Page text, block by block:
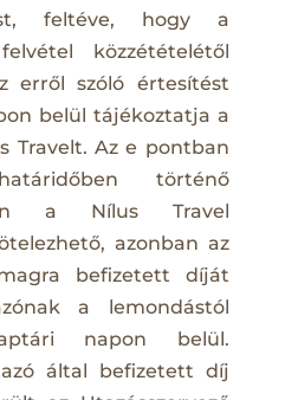
feltéve, hogy a
közzétételétől
erről szóló értesítést
belül tájékoztatja a
Travelt. Az e pontban
történő
a Nílus Travel
azonban az
befizetett díját
a lemondástól
napon belül.
által befizetett díj